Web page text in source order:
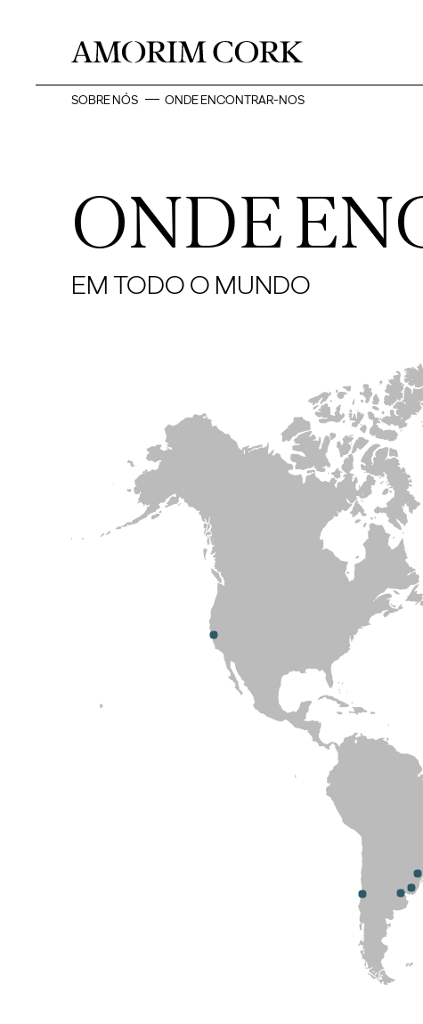
SOBRE NÓS ONDE ENCONTRAR-NOS
ONDE
EM TODO O MUNDO